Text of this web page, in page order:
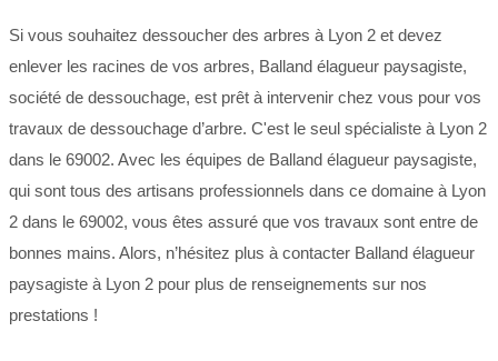
Si vous souhaitez dessoucher des arbres à Lyon 2 et devez
enlever les racines de vos arbres, Balland élagueur paysagiste,
société de dessouchage, est prêt à intervenir chez vous pour vos
travaux de dessouchage d’arbre. C'est le seul spécialiste à Lyon 2
dans le 69002. Avec les équipes de Balland élagueur paysagiste,
qui sont tous des artisans professionnels dans ce domaine à Lyon
2 dans le 69002, vous êtes assuré que vos travaux sont entre de
bonnes mains. Alors, n’hésitez plus à contacter Balland élagueur
paysagiste à Lyon 2 pour plus de renseignements sur nos
prestations !